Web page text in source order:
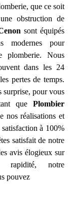
que ce soit
obstruction de
sont équipés
modernes pour
plomberie. Nous
dans les 24
pertes de temps.
surprise, pour vous
que Plombier
nos réalisations et
à 100%
satisfait de notre
avis élogieux sur
rapidité, notre
pouvez